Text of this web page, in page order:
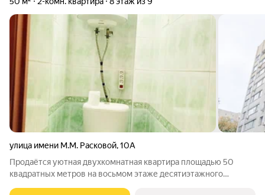
улица имени М.М. Расковой,10А
Продаётся уютная двухкомнатная квартира площадью 50
квадратных метров на восьмом этаже десятиэтажного